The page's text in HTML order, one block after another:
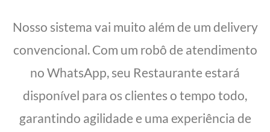
Nosso sistema vai muito além de um delivery
convencional. Com um robô de atendimento
no WhatsApp, seu Restaurante estará
disponível para os clientes o tempo todo,
garantindo agilidade e uma experiência de